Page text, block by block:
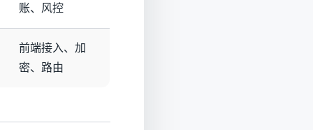
账、风控
前端接入、加
密、路由